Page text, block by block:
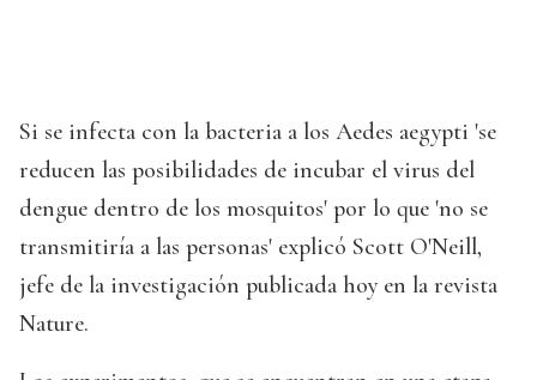
Si se infecta con la bacteria a los Aedes aegypti 'se
reducen las posibilidades de incubar el virus del
dengue dentro de los mosquitos' por lo que 'no se
transmitiría a las personas' explicó Scott O'Neill,
jefe de la investigación publicada hoy en la revista
Nature.